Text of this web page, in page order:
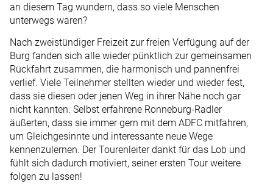
an diesem Tag wundern, dass so viele Menschen
unterwegs waren?
Nach zweistündiger Freizeit zur freien Verfügung auf der
Burg fanden sich alle wieder pünktlich zur gemeinsamen
Rückfahrt zusammen, die harmonisch und pannenfrei
verlief. Viele Teilnehmer stellten wieder und wieder fest,
dass sie diesen oder jenen Weg in ihrer Nähe noch gar
nicht kannten. Selbst erfahrene Ronneburg-Radler
äußerten, dass sie immer gern mit dem ADFC mitfahren,
um Gleichgesinnte und interessante neue Wege
kennenzulernen. Der Tourenleiter dankt für das Lob und
fühlt sich dadurch motiviert, seiner ersten Tour weitere
folgen zu lassen!